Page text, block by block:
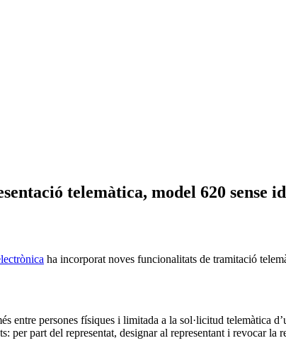
telemàtica, model 620
ha incorporat noves funcionalitats de tramitació
entre persones físiques i limitada a la sol·licitud telemàtica
per part del representat, designar al representant i revocar